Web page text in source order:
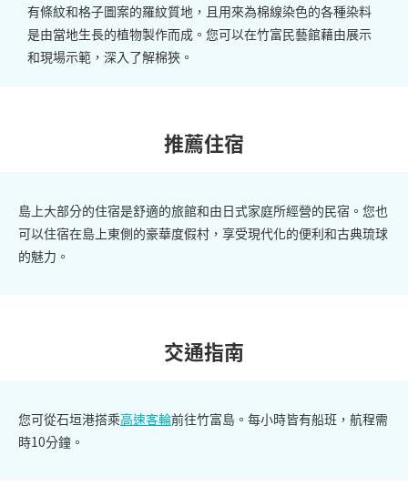
有條紋和格子圖案的羅紋質地，且用來為棉線染色的各種染料
是由當地生長的植物製作而成。您可以在竹富民藝館藉由展示
和現場示範，深入了解棉狹 。
推薦住宿
島上大部分的住宿是舒適的旅館和由日式家庭所經營的民宿 。您也
可以住宿在島上東側的豪華度假村，享受現代化的便利和古典琉球
的魅力。
交通指南
您可從石垣港搭乘高速客輪前往竹富島。每小時皆有船班，航程需
時10分鐘。